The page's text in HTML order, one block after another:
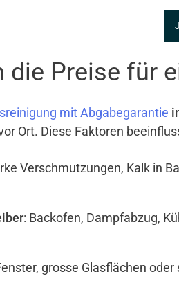
die Preise für
mit Abgabegarantie
Ort. Diese Faktoren
Verschmutzungen, Kalk in
: Backofen, Dampfabzug,
grosse Glasflächen